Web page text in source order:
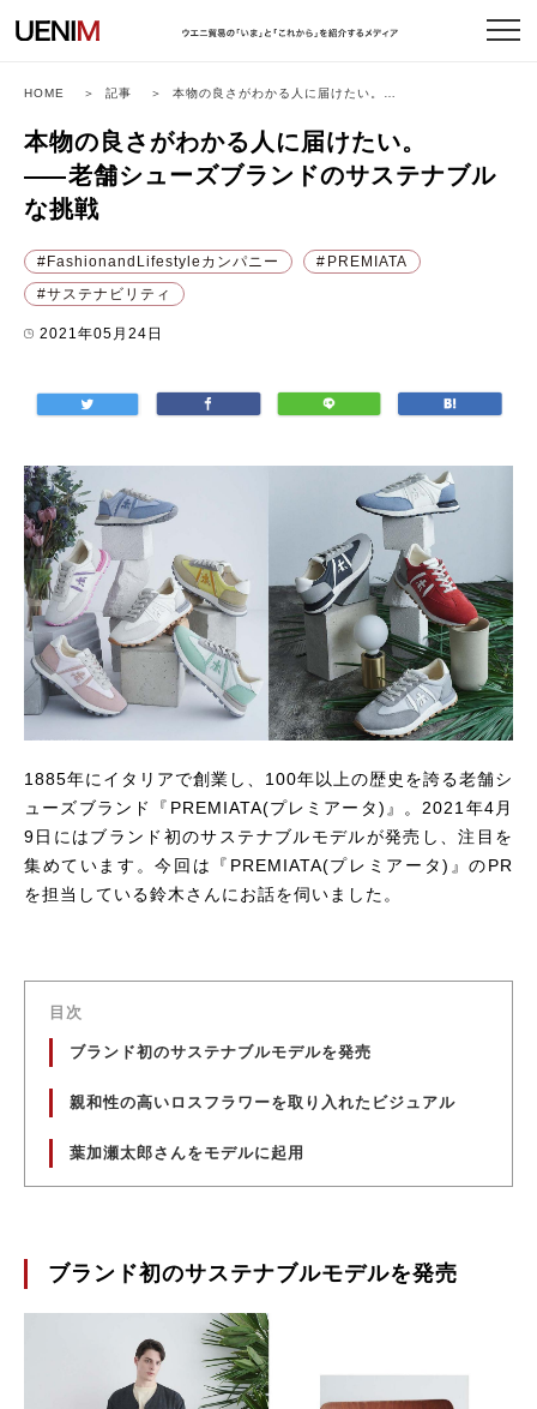
HOME 記事
本物の良さがわかる人に届けたい。
本物の良さがわかる人に届けたい。
―― 老舗シューズブランドのサステナブル
な挑戦
FashionandLifestyleカンパニー
PREMIATA
サステナビリティ
2021年05月24日
1885年にイタリアで創業し、100年以上の歴史を誇る老舗シ
ューズブランド『 PREMIATA(プレミアータ)』。2021年4月
9日にはブランド初のサステナブルモデルが発売し、注目を
集めています。今回は『 PREMIATA(プレミアータ)』のPR
を担当している鈴木さんにお話を伺いました。
目次
ブランド初のサステナブルモデルを発売
親和性の高いロスフラワーを取り入れたビジュアル
葉加瀬太郎さんをモデルに起用
ブランド初のサステナブルモデルを発売